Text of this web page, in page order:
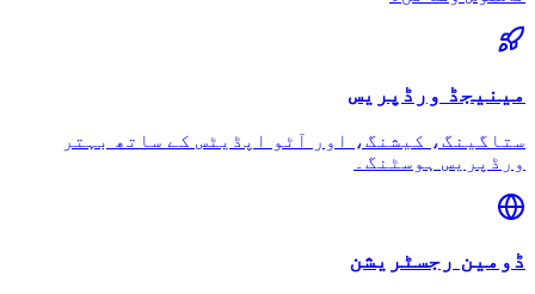
مینیجڈ ورڈپریس
ستاگینگ، کیشنگ، اور آٹو اپڈیٹس کے ساتھ بہتر
ورڈپریس ہوسٹنگ۔
ڈومین رجسٹریشن